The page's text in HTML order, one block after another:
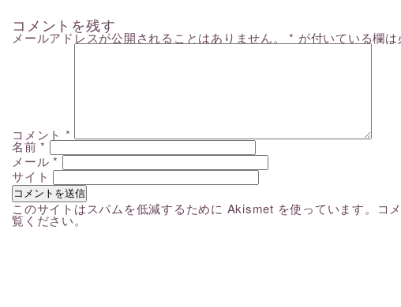
コメントを残す
メールアドレスが公開されることはありません。 * が付いている欄
コメント *
名前*
メール*
サイト
このサイトはスパムを低減するために Akismet を使っています。
コ
覧ください。